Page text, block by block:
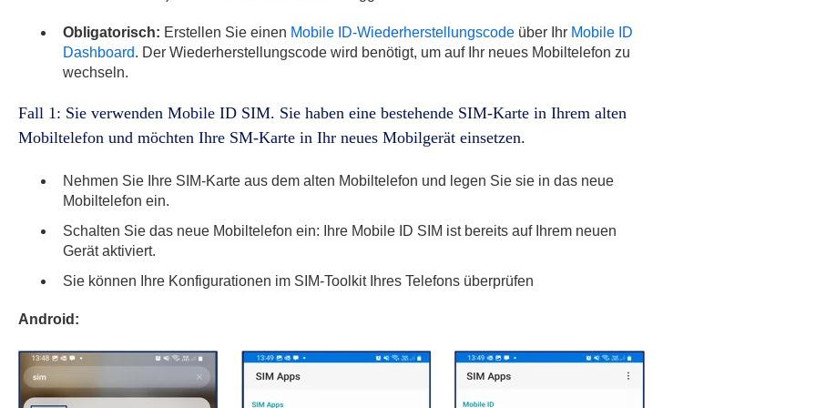
Obligatorisch: Erstellen Sie einen Mobile ID-Wiederherstellungscodeüber Ihr Mobile ID
Dashboard. Der Wiederherstellungscode wird benötigt, um auf Ihr neues Mobiltelefon zu
wechseln.
Fall 1: Sie verwenden Mobile ID SIM. Sie haben eine bestehende SIM-Karte in Ihrem alten
Mobiltelefon und möchten Ihre SM-Karte in Ihr neues Mobilgerät einsetzen.
Nehmen Sie Ihre SIM-Karte aus dem alten Mobiltelefon und legen Sie sie in das neue
Mobiltelefon ein.
Schalten Sie das neue Mobiltelefon ein: Ihre Mobile ID SIM ist bereits auf Ihrem neuen
Gerät aktiviert.
Sie können Ihre Konfigurationen im SIM-Toolkit Ihres Telefons überprüfen
Android: